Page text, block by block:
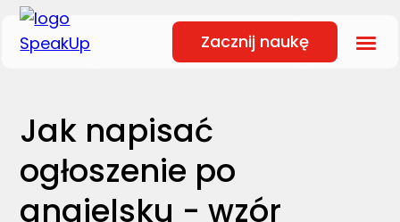
Zacznij naukę
Jak napisać
ogłoszenie po
angielsku - wzór